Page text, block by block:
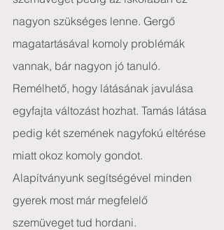
nagyon szükséges lenne. Gergő
magatartásával komoly problémák
vannak, bár nagyon jó tanuló.
Remélhető, hogy látásának javulása
egyfajta változást hozhat. Tamás látása
pedig két szemének nagyfokú eltérése
miatt okoz komoly gondot.
Alapítványunk segítségével minden
gyerek most már megfelelő
szemüveget tud hordani.